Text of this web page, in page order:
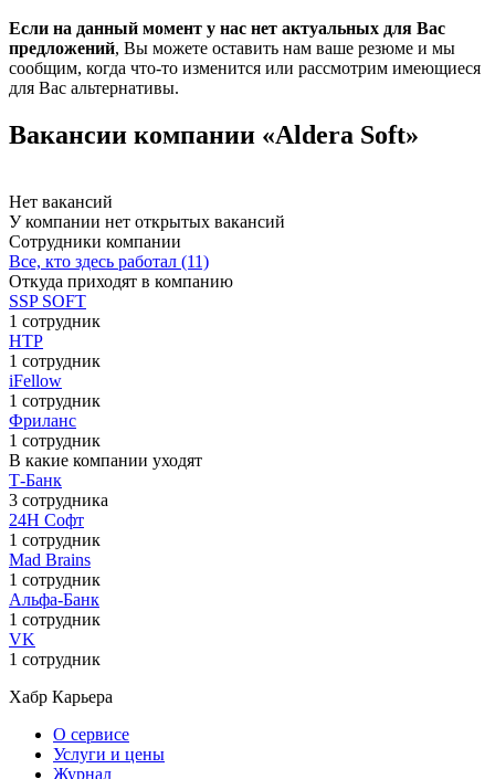
Если на данный момент у нас нет актуальных для Вас
предложений, Вы можете оставить нам ваше резюме и мы
сообщим, когда что-то изменится или рассмотрим имеющиеся
для Вас альтернативы.
Вакансии компании «Aldera Soft»
Нет вакансий
У компании нет открытых вакансий
Сотрудники компании
Все, кто здесь работал (11)
Откуда приходят в компанию
SSP SOFT
1 сотрудник
НТР
1 сотрудник
iFellow
1 сотрудник
Фриланс
1 сотрудник
В какие компании уходят
Т-Банк
3 сотрудника
24Н Софт
1 сотрудник
Mad Brains
1 сотрудник
Альфа-Банк
1 сотрудник
VK
1 сотрудник
Хабр Карьера
О сервисе
Услуги и цены
Журнал